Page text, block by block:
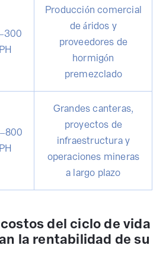
Producción comercial
de áridos y
proveedores de
hormigón
premezclado
Grandes canteras,
proyectos de
infraestructura y
operaciones mineras
a largo plazo
del ciclo de vida
la rentabilidad de su